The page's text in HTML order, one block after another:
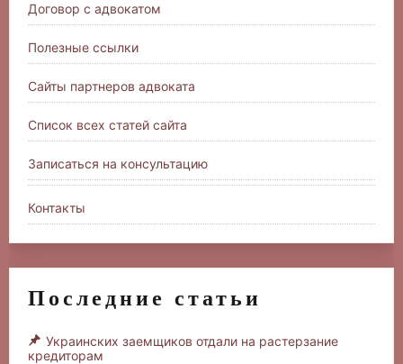
Договор с адвокатом
Полезные ссылки
Сайты партнеров адвоката
Список всех статей сайта
Записаться на консультацию
Контакты
Последние статьи
Украинских заемщиков отдали на растерзание
кредиторам